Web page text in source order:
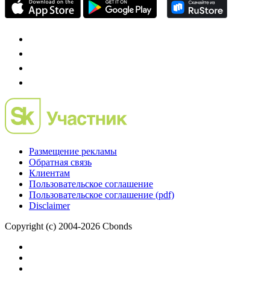
Preqveca.ru
Размещение рекламы
Обратная связь
Пользовательское соглашение
Copyright (c) 2004-2026 Cbonds